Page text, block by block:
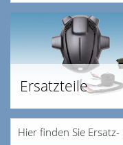
Ersatzteile
Hier finden Sie